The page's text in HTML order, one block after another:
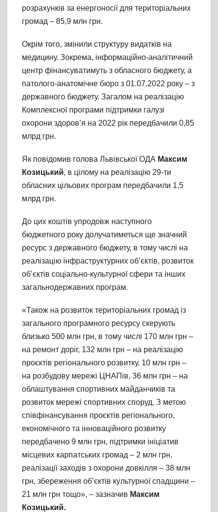
розрахунків за енергоносії для територіальних
громад – 85,9 млн грн.
Окрім того, змінили структуру видатків на
медицину. Зокрема, інформаційно-аналітичний
центр фінансуватимуть з обласного бюджету, а
патолого-анатомічне бюро з 01.07.2022 року – з
державного бюджету. Загалом на реалізацію
Комплексної програми підтримки галузі
охорони здоров’я на 2022 рік передбачили 0,85
млрд грн.
Як повідомив голова Львівської ОДА Максим
Козицький, в цілому на реалізацію 29-ти
обласних цільових програм передбачили 1,5
млрд грн.
До цих коштів упродовж наступного
бюджетного року долучатиметься ще значний
ресурс з державного бюджету, в тому числі на
реалізацію інфраструктурних об’єктів, розвиток
об’єктів соціально-культурної сфери та інших
загальнодержавних програм.
«Також на розвиток територіальних громад із
загального програмного ресурсу скерують
близько 500 млн грн, в тому числі 170 млн грн –
на ремонт доріг, 132 млн грн – на реалізацію
проєктів регіонального розвитку, 10 млн грн –
на розбудову мережі ЦНАПів, 36 млн грн – на
облаштування спортивних майданчиків та
розвиток мережі спортивних споруд. З метою
співфінансування проєктів регіонального,
економічного та інноваційного розвитку
передбачено 9 млн грн, підтримки ініціатив
місцевих карпатських громад – 2 млн грн,
реалізації заходів з охорони довкілля – 38 млн
грн, збереження об’єктів культурної спадщини –
21 млн грн тощо», – зазначив Максим
Козицький.